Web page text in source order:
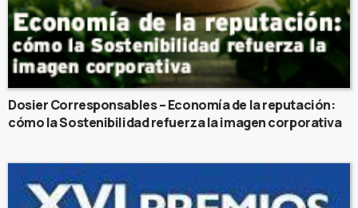
Dosier Corresponsables – Economía de la reputación:
cómo la Sostenibilidad refuerza la imagen corporativa